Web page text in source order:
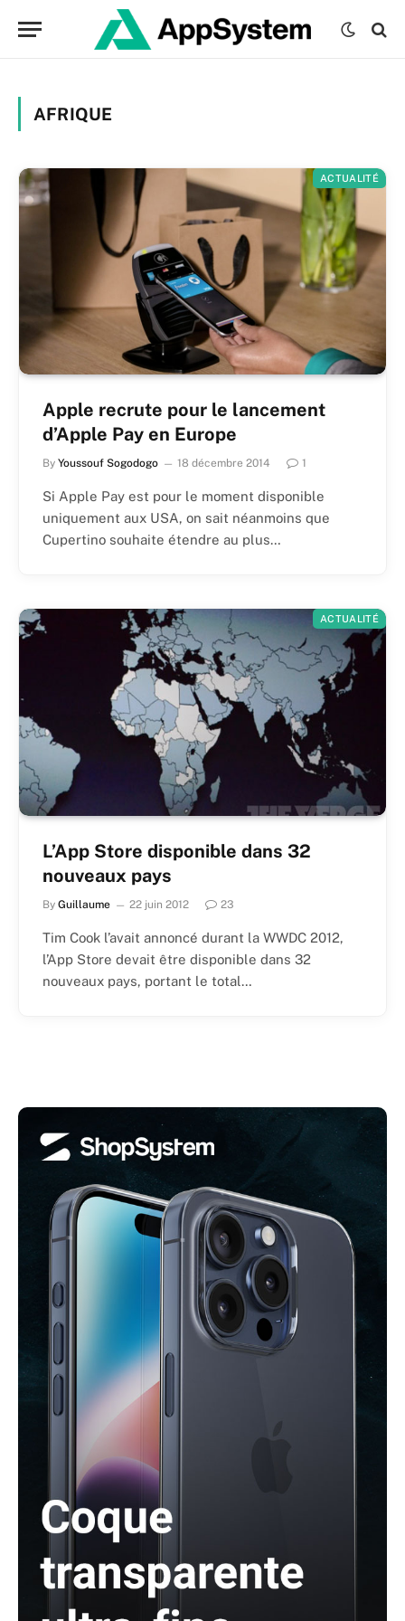
AFRIQUE
ACTUALITÉ
Apple recrute pour le lancement
d’Apple Pay en Europe
By Youssouf Sogodogo 18 décembre 2014 1
Si Apple Pay est pour le moment disponible
uniquement aux USA, on sait néanmoins que
Cupertino souhaite étendre au plus…
ACTUALITÉ
L’App Store disponible dans 32
nouveaux pays
By Guillaume 22 juin 2012 23
Tim Cook l’avait annoncé durant la WWDC 2012,
l’App Store devait être disponible dans 32
nouveaux pays, portant le total…